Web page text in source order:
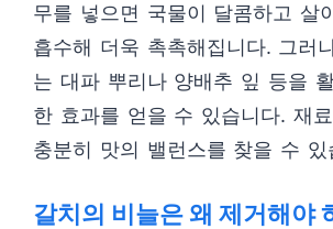
무를 넣으면 국물이 달콤하고 살
흡수해 더욱 촉촉해집니다. 그러
는 대파 뿌리나 양배추 잎 등을
한 효과를 얻을 수 있습니다. 재
충분히 맛의 밸런스를 찾을 수 있
갈치의 비늘은 왜 제거해야